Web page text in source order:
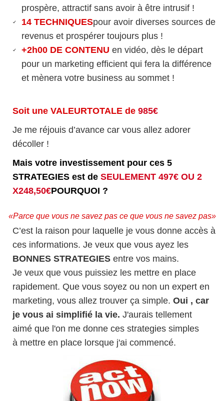
prospère, attractif sans avoir à être intrusif !
14 TECHNIQUESpour avoir diverses sources de
revenus et prospérer toujours plus !
+2h00 DE CONTENU en vidéo, dès le départ
pour un marketing efficient qui fera la différence
et mènera votre business au sommet !
Soit une VALEURTOTALE de 985€
Je me réjouis d’avance car vous allez adorer
décoller !
Mais votre investissement pour ces 5
STRATEGIES est de SEULEMENT 497€ OU 2
X248,50€POURQUOI ?
«Parce que vous ne savez pas ce que vous ne savez pas»
C’est la raison pour laquelle je vous donne accès à
ces informations. Je veux que vous ayez les
BONNES STRATEGIES entre vos mains.
Je veux que vous puissiez les mettre en place
rapidement. Que vous soyez ou non un expert en
marketing, vous allez trouver ça simple. Oui , car
je vous ai simplifié la vie. J'aurais tellement
aimé que l'on me donne ces strategies simples
à mettre en place lorsque j'ai commencé.